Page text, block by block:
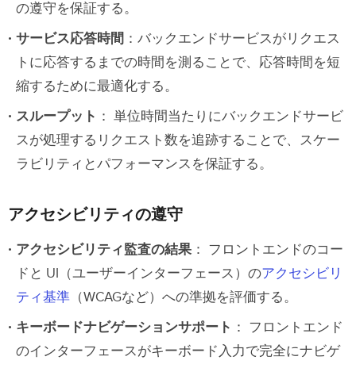
の遵守を保証する。
サービス応答時間 ：バックエンドサービスがリクエス
トに応答するまでの時間を測ることで、応答時間を短
縮するために最適化する。
スループット ： 単位時間当たりにバックエンドサービ
スが処理するリクエスト数を追跡することで、スケー
ラビリティとパフォーマンスを保証する。
アクセシビリティの遵守
アクセシビリティ監査の結果 ： フロントエンドのコー
ドと UI（ユーザーインターフェース）のアクセシビリ
ティ基準 （WCAGなど）への準拠を評価する。
キーボードナビゲーションサポート ： フロントエンド
のインターフェースがキーボード入力で完全にナビゲ